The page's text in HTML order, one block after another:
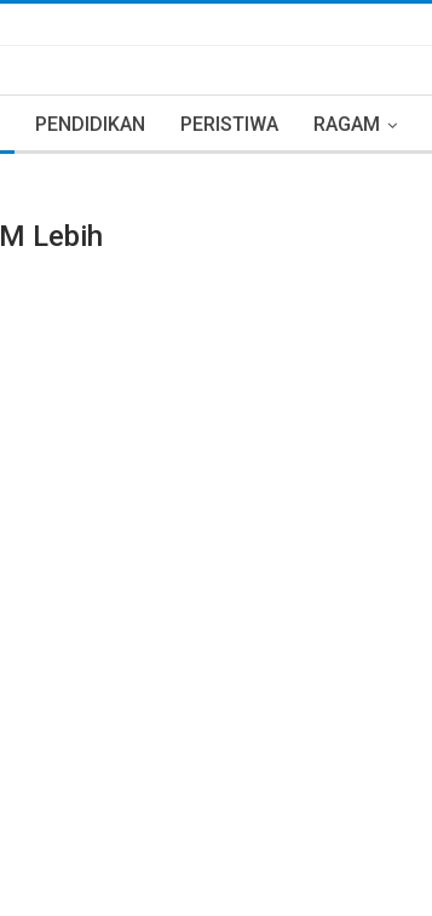
PENDIDIKAN PERISTIWA RAGAM
Lebih